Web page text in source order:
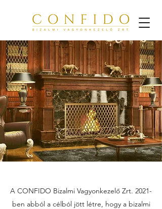
A CONFIDO Bizalmi Vagyonkezelő Zrt. 2021-
ben abból a célból jött létre, hogy a bizalmi